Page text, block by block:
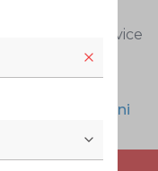
Gunakan
booking service
Siapkan 5 Hal ini